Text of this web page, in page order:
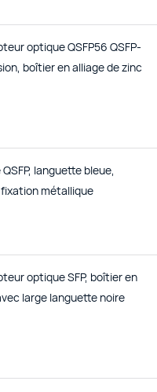
optique QSFP56 QSFP-
boîtier en alliage de zinc
languette bleue,
métallique
optique SFP, boîtier en
large languette noire